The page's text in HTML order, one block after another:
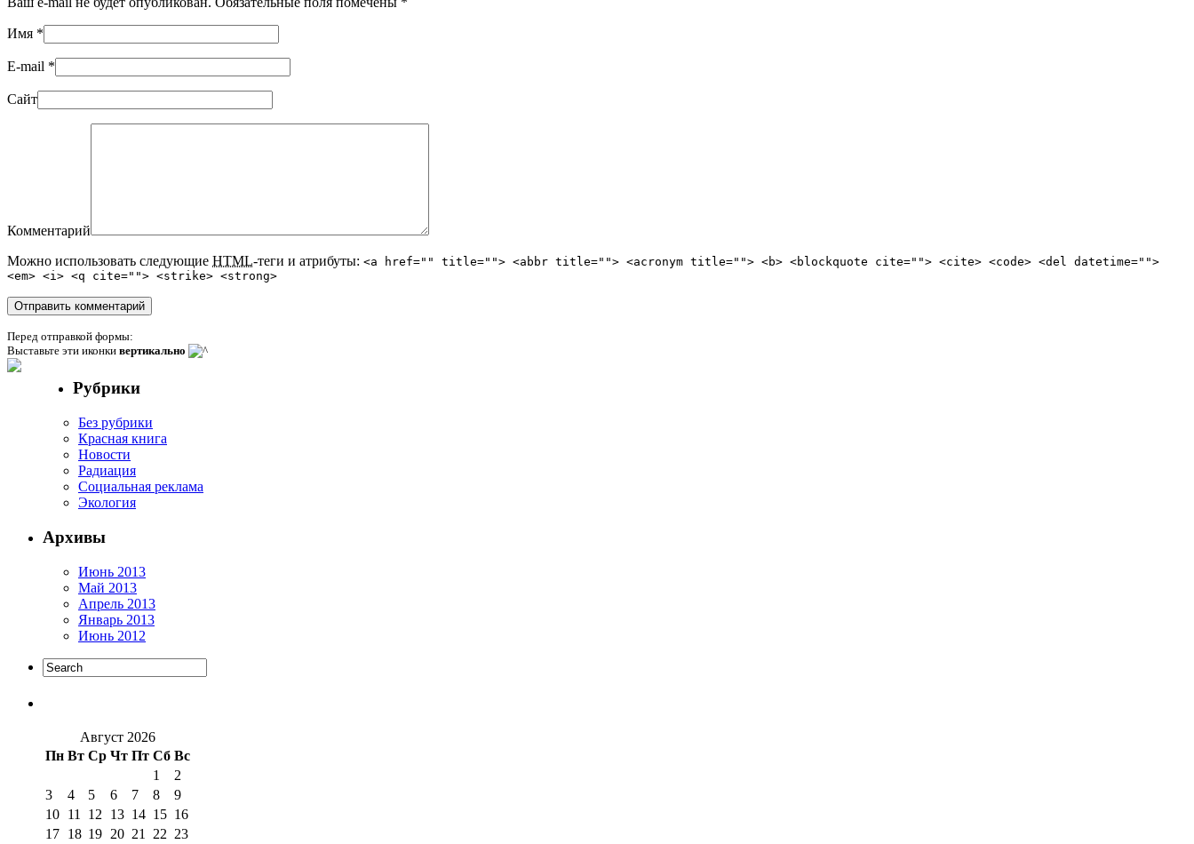
Имя *
E-mail *
Сайт
Комментарий
Можно использовать следующие HTML-теги и атрибуты: <a href="" title=""> <abbr title=""> <acronym title=""> <b> <blockquote cite=""> <cite> <code> <del datetime="">
<em> <i> <q cite=""> <strike> <strong>
Перед отправкой формы:
Выставьте эти иконки вертикально
Рубрики
Без рубрики
Красная книга
Новости
Радиация
Социальная реклама
Экология
Архивы
Июнь 2013
Май 2013
Апрель 2013
Январь 2013
Июнь 2012
Август 2026
Пн Вт Ср Чт Пт Сб Вс
1
2
3
4 5 6 7 8
9
10 11 12 13 14 15 16
17 18 19 20 21 22 23